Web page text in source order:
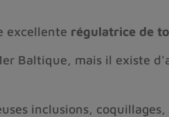
excellente régulatrice de
Baltique, mais il existe
inclusions,